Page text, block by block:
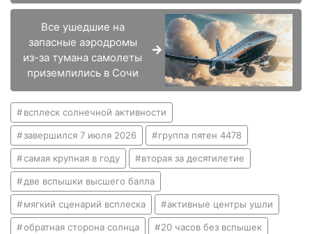
Все ушедшие на
запасные аэродромы
из-за тумана самолеты
приземлились в Сочи
всплеск солнечной активности
завершился 7 июля 2026 группа пятен 4478
самая крупная в году вторая за десятилетие
две вспышки высшего балла
мягкий сценарий всплеска активные центры ушли
обратная сторона солнца 20 часов без вспышек